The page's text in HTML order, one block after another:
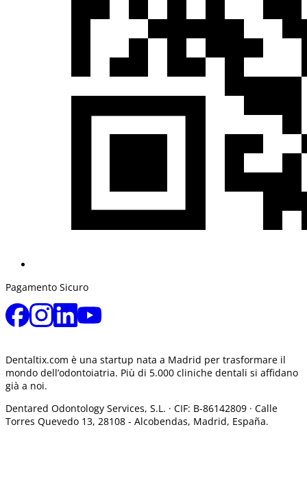
Pagamento Sicuro
Dentaltix.com è una startup nata a Madrid per trasformare il
mondo dell’odontoiatria. Più di 5.000 cliniche dentali si affidano
già a noi.
Dentared Odontology Services, S.L. · CIF: B-86142809 · Calle
Torres Quevedo 13, 28108 - Alcobendas, Madrid, España.